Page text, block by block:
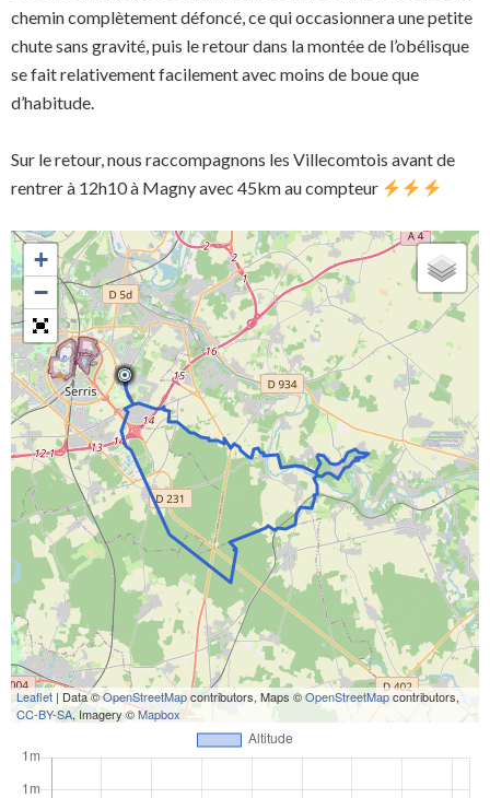
chemin complètement défoncé, ce qui occasionnera une petite
chute sans gravité, puis le retour dans la montée de l’obélisque
se fait relativement facilement avec moins de boue que
d’habitude.
Sur le retour, nous raccompagnons les Villecomtois avant de
rentrer à 12h10 à Magny avec 45km au compteur
+
−
Leaflet | Data ©OpenStreetMapcontributors, Maps ©OpenStreetMapcontributors,
CC-BY-SA, Imagery ©Mapbox